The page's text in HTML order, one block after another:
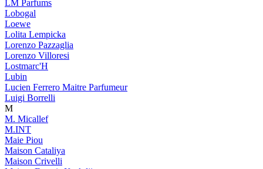
LM Parfums
Lobogal
Loewe
Lolita Lempicka
Lorenzo Pazzaglia
Lorenzo Villoresi
Lostmarc'H
Lubin
Lucien Ferrero Maitre Parfumeur
Luigi Borrelli
M
M. Micallef
M.INT
Maie Piou
Maison Cataliya
Maison Crivelli